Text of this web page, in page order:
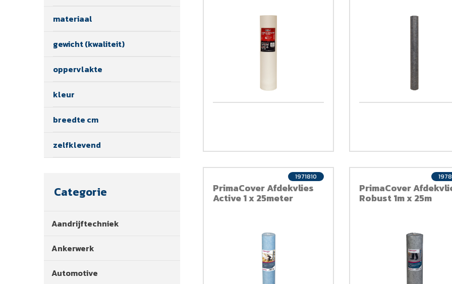
materiaal
gewicht (kwaliteit)
oppervlakte
kleur
breedte cm
zelfklevend
Categorie
Aandrijftechniek
Ankerwerk
Automotive
PrimaCover Afdekvlies
Active 1 x 25meter
1971810
PrimaCover
Robust 1m x 25m